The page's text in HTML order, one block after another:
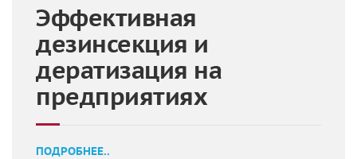
Эффективная
дезинсекция и
дератизация на
предприятиях
ПОДРОБНЕЕ..